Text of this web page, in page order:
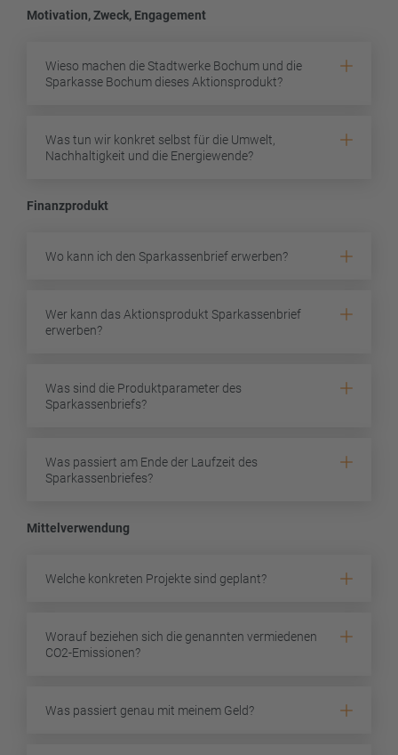
Motivation, Zweck, Engagement
Wieso machen die Stadtwerke Bochum und die
Sparkasse Bochum dieses Aktionsprodukt?
Was tun wir konkret selbst für die Umwelt,
Nachhaltigkeit und die Energiewende?
Finanzprodukt
Wo kann ich den Sparkassenbrief erwerben?
Wer kann das Aktionsprodukt Sparkassenbrief
erwerben?
Was sind die Produktparameter des
Sparkassenbriefs?
Was passiert am Ende der Laufzeit des
Sparkassenbriefes?
Mittelverwendung
Welche konkreten Projekte sind geplant?
Worauf beziehen sich die genannten vermiedenen
CO2-Emissionen?
Was passiert genau mit meinem Geld?